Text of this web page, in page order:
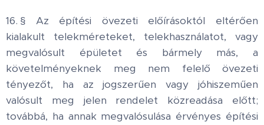
16. § Az építési övezeti előírásoktól eltérően
kialakult telekméreteket, telekhasználatot, vagy
megvalósult épületet és bármely más, a
követelményeknek meg nem felelő övezeti
tényezőt, ha az jogszerűen vagy jóhiszeműen
valósult meg jelen rendelet közreadása előtt;
továbbá, ha annak megvalósulása érvényes építési